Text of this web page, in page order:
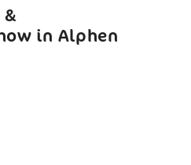
&
in Alphen